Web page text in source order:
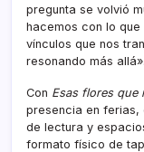
pregunta se volvió
hacemos con lo
vínculos que nos
resonando más allá».
Con Esas flores que
presencia en ferias,
de lectura y
formato físico de